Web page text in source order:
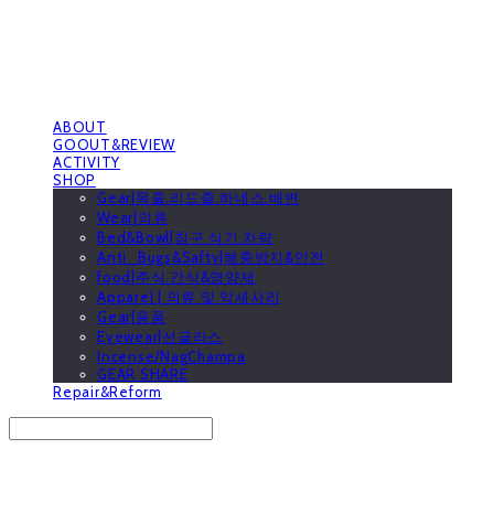
ABOUT
GOOUT&REVIEW
ACTIVITY
SHOP
Gear|목줄.리드줄.하네스.배변
Wear|의류
Bed&Bowl|침구.식기.차량
Anti_Bugs&Safty|해충방지&안전
food|주식.간식&영양제
Apparel | 의류 및 악세사리
Gear|용품
Eyewear|선글라스
Incense/NagChampa
GEAR SHARE
Repair&Reform